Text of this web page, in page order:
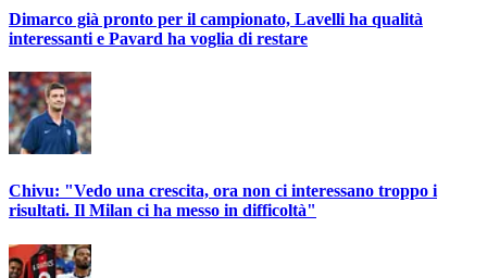
Dimarco già pronto per il campionato, Lavelli ha qualità
interessanti e Pavard ha voglia di restare
Chivu: "Vedo una crescita, ora non ci interessano troppo i
risultati. Il Milan ci ha messo in difficoltà"